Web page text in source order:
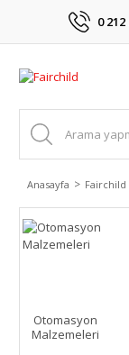
0 212
Anasayfa Fairchild
Otomasyon
Malzemeleri